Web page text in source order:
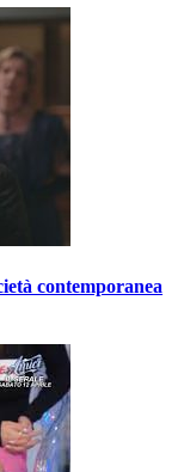
contemporanea